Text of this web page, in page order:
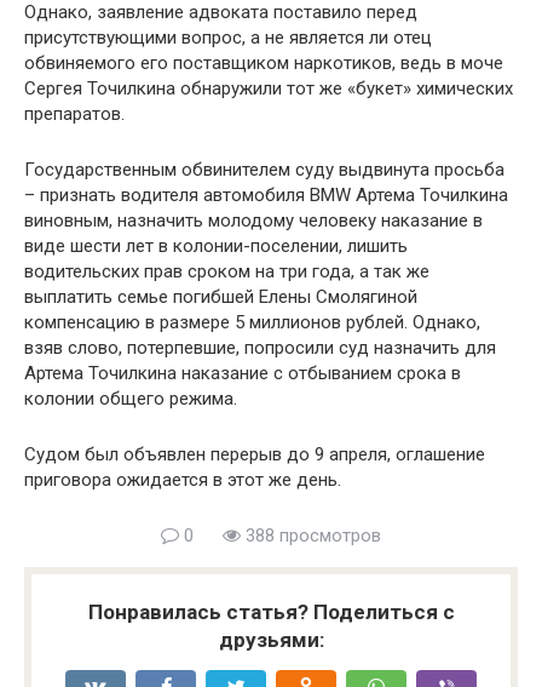
Однако, заявление адвоката поставило перед
присутствующими вопрос, а не является ли отец
обвиняемого его поставщиком наркотиков, ведь в моче
Сергея Точилкина обнаружили тот же «букет» химических
препаратов.
Государственным обвинителем суду выдвинута просьба
– признать водителя автомобиля BMW Артема Точилкина
виновным, назначить молодому человеку наказание в
виде шести лет в колонии-поселении, лишить
водительских прав сроком на три года, а так же
выплатить семье погибшей Елены Смолягиной
компенсацию в размере 5 миллионов рублей. Однако,
взяв слово, потерпевшие, попросили суд назначить для
Артема Точилкина наказание с отбыванием срока в
колонии общего режима.
Судом был объявлен перерыв до 9 апреля, оглашение
приговора ожидается в этот же день.
0 388 просмотров
Понравилась статья? Поделиться с
друзьями: